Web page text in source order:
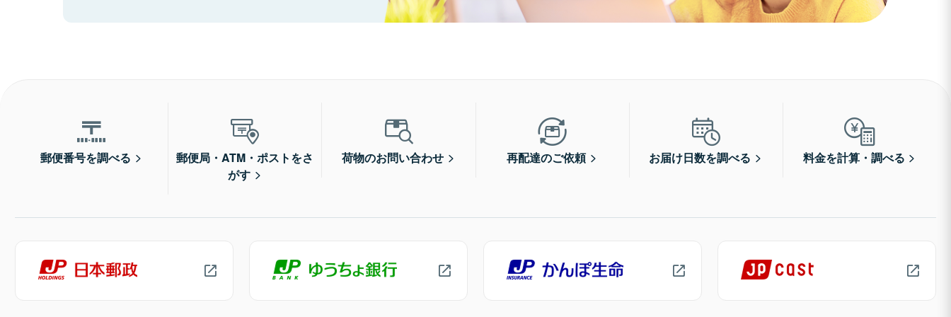
郵便番号を調べる
郵便局・ATM・ポストをさ
がす
荷物のお問い合わせ 再配達のご依頼 お届け日数を調べる 料金を計算・調べる